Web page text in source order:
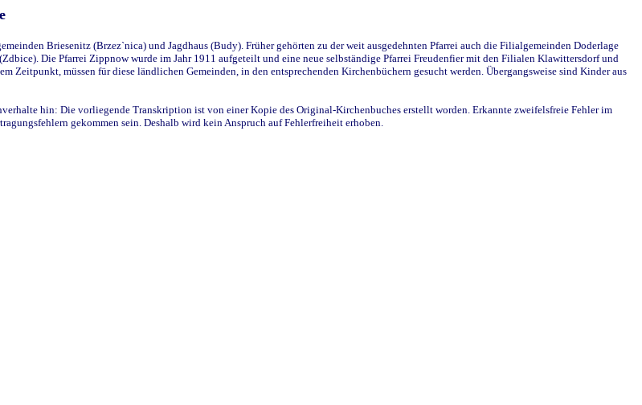
Briesenitz (Brzez`nica) und Jagdhaus (Budy). Früher gehörten zu der weit ausgedehnten Pfarrei auch die Filialgemeinden Doderlage
Die Pfarrei Zippnow wurde im Jahr 1911 aufgeteilt und eine neue selbständige Pfarrei Freudenfier mit den Filialen Klawittersdorf und
müssen für diese ländlichen Gemeinden, in den entsprechenden Kirchenbüchern gesucht werden. Übergangsweise sind Kinder aus
hin: Die vorliegende Transkription ist von einer Kopie des Original-Kirchenbuches erstellt worden. Erkannte zweifelsfreie Fehler im
gekommen sein. Deshalb wird kein Anspruch auf Fehlerfreiheit erhoben.